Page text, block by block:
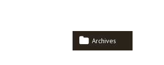
Archives